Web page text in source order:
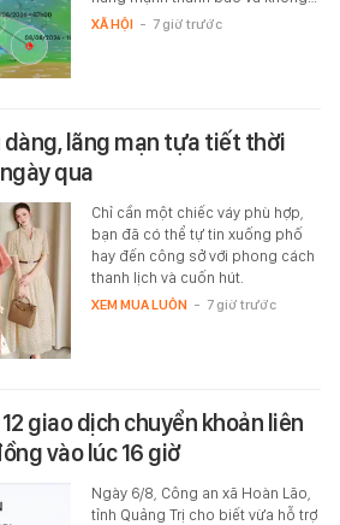
XÃ HỘI - 7 giờ trước
dàng, lãng mạn tựa tiết thời
qua
Chỉ cần một chiếc váy phù hợp,
bạn đã có thể tự tin xuống phố
hay đến công sở với phong cách
thanh lịch và cuốn hút.
XEM MUA LUÔN - 7 giờ trước
giao dịch chuyển khoản liên
vào lúc 16 giờ
Ngày 6/8, Công an xã Hoàn Lão,
tỉnh Quảng Trị cho biết vừa hỗ trợ